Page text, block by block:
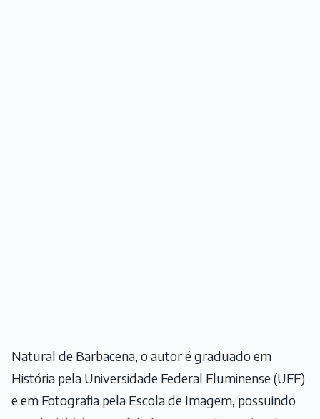
Natural de Barbacena, o autor é graduado em
História pela Universidade Federal Fluminense (UFF)
e em Fotografia pela Escola de Imagem, possuindo